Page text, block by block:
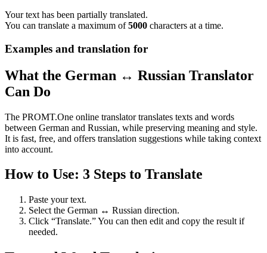
Your text has been partially translated.
You can translate a maximum of5000 characters at a time.
Examples and translation for
What the German ↔ Russian Translator
Can Do
The PROMT.One online translator translates texts and words
between German and Russian, while preserving meaning and style.
It is fast, free, and offers translation suggestions while taking context
into account.
How to Use: 3 Steps to Translate
Paste your text.
Select the German ↔ Russian direction.
Click “Translate.” You can then edit and copy the result if
needed.